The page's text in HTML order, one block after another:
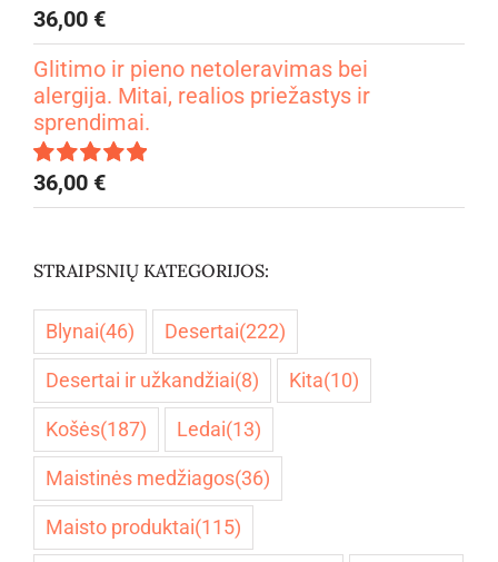
Įvertinimas:
4.67iš 5
36,00 €
Glitimo ir pieno netoleravimas bei
alergija. Mitai, realios priežastys ir
sprendimai.
Įvertinimas:
5.00iš 5
36,00 €
STRAIPSNIŲ KATEGORIJOS:
Blynai(46) Desertai(222)
Desertai ir užkandžiai(8) Kita(10)
Košės(187) Ledai(13)
Maistinės medžiagos(36)
Maisto produktai(115)